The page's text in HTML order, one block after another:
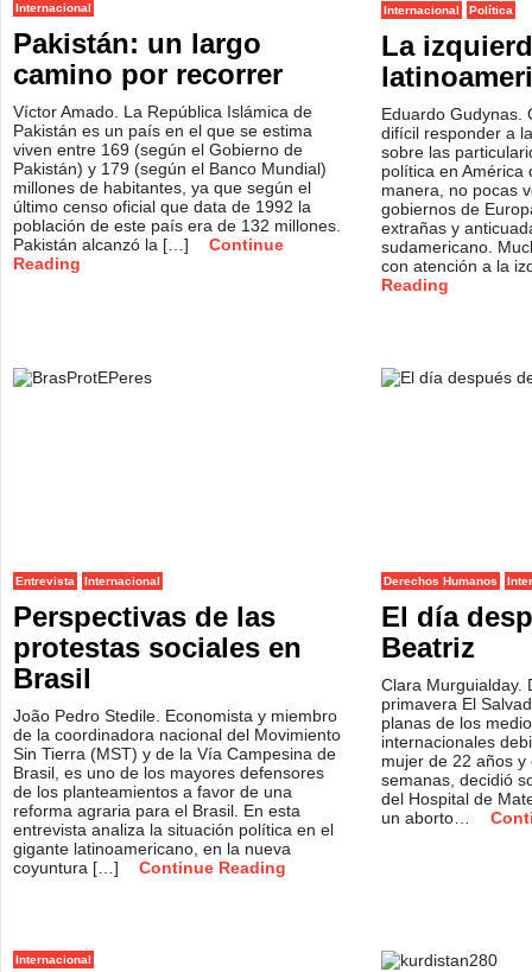
Internacional
Pakistán: un largo
camino por recorrer
Víctor Amado. La República Islámica de
Pakistán es un país en el que se estima
viven entre 169 (según el Gobierno de
Pakistán) y 179 (según el Banco Mundial)
millones de habitantes, ya que según el
último censo oficial que data de 1992 la
población de este país era de 132 millones.
Pakistán alcanzó la […]
Continue
Reading
Internacional Política
La
Eduardo Gudynas.
difícil responder a
sobre las
política en América
manera, no pocas
gobiernos de
extrañas y
sudamericano.
con atención a la
Reading
Entrevista Internacional
Perspectivas de las
protestas sociales en
Brasil
João Pedro Stedile. Economista y miembro
de la coordinadora nacional del Movimiento
Sin Tierra (MST) y de la Vía Campesina de
Brasil, es uno de los mayores defensores
de los planteamientos a favor de una
reforma agraria para el Brasil. En esta
entrevista analiza la situación política en el
gigante latinoamericano, en la nueva
coyuntura […]
Continue Reading
Derechos Humanos
El día
Beatriz
Clara Murguialday.
primavera El
planas de los
internacionales
mujer de 22 años
semanas, decidió
del Hospital de
un aborto…
Internacional